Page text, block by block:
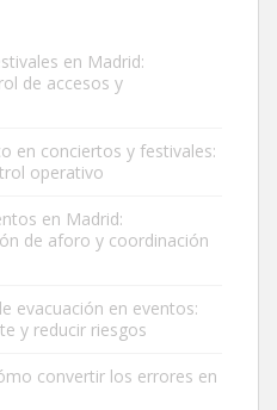
en Madrid:
de accesos y
en conciertos y festivales:
operativo
en Madrid:
de aforo y coordinación
evacuación en eventos:
y reducir riesgos
convertir los errores en